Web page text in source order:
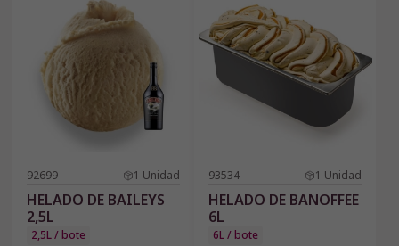
92699 1 Unidad
HELADO DE BAILEYS
2,5L
2,5L / bote
93534 1 Unidad
HELADO DE BANOFFEE
6L
6L / bote